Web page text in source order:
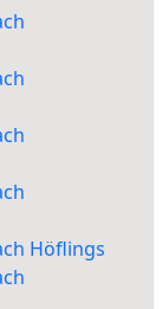
Höflings